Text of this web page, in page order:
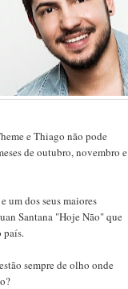
e Thiago não pode
de outubro, novembro e
um dos seus maiores
Santana "Hoje Não" que
país.
sempre de olho onde